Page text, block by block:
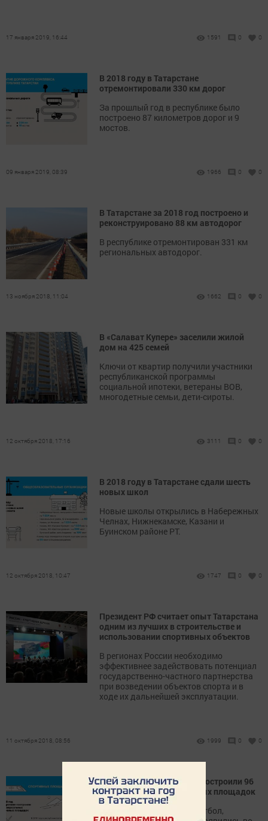
17 января 2019, 16:44 1591 0 0
В 2018 году в Татарстане
отремонтировали 330 км дорог
За прошлый год в республике было
построено 87 километров дорог и 9
мостов.
09 января 2019, 08:39 1966 0 0
В Татарстане за 2018 год построено и
реконструировано 88 км автодорог
В республике отремонтирован 331 км
региональных автодорог.
13 ноября 2018, 11:04 1662 0 0
В «Салават Купере» заселили жилой
дом на 425 семей
Ключи от квартир получили участники
республиканской программы
социальной ипотеки, ветераны ВОВ,
многодетные семьи, дети-сироты.
12 октября 2018, 17:16 3111 0 0
В 2018 году в Татарстане сдали шесть
новых школ
Новые школы открылись в Набережных
Челнах, Нижнекамске, Казани и
Буинском районе РТ.
12 октября 2018, 10:47 1747 0 0
Президент РФ считает опыт Татарстана
одним из лучших в строительстве и
использовании спортивных объектов
В регионах России необходимо
эффективнее задействовать потенциал
государственно-частного партнерства
при возведении объектов спорта и в
ходе их дальнейшей эксплуатации.
11 октября 2018, 08:56 1999 0 0
В Татарстане за 2018 год построили 96
универсальных спортивных площадок
Площадки для игр в баскетбол,